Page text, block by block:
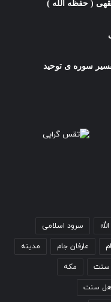
( حفظه الله )
سوره ی توحید
سرود اسلامی
عارفان جام مدینه
سنت مکه
سنت